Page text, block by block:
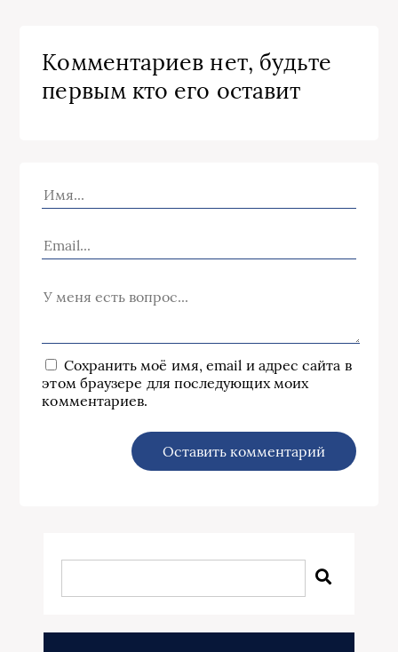
Комментариев нет, будьте
первым кто его оставит
Сохранить моё имя, email и адрес сайта в
этом браузере для последующих моих
комментариев.